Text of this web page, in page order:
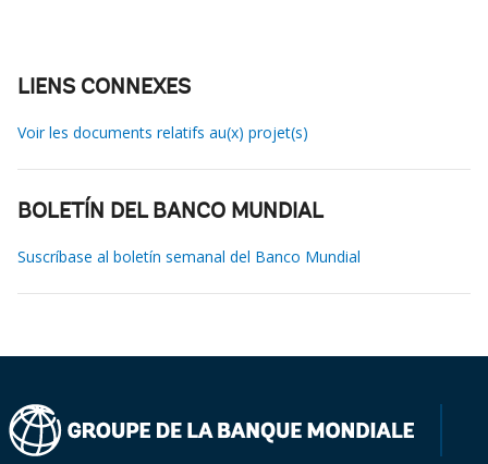
LIENS CONNEXES
Voir les documents relatifs au(x) projet(s)
BOLETÍN DEL BANCO MUNDIAL
Suscríbase al boletín semanal del Banco Mundial